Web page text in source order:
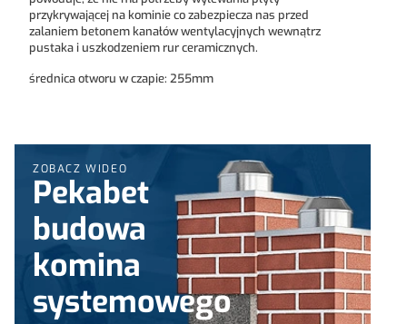
przykrywającej na kominie co zabezpiecza nas przed
zalaniem betonem kanałów wentylacyjnych wewnątrz
pustaka i uszkodzeniem rur ceramicznych.
średnica otworu w czapie: 255mm
ZOBACZ WIDEO
Pekabet
budowa
komina
systemowego